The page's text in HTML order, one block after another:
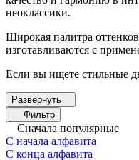
неоклассики.
Широкая палитра
изготавливаются с
Если вы ищете стильные
Фильтр
Сначала популярные
С начала алфавита
С конца алфавита